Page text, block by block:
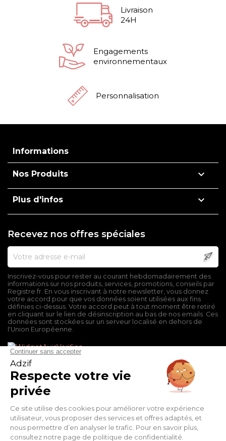
Livraison
24H
Engagements
environnementaux
Personnalisation
Informations
Nos Produits 
Plus d'infos 
Recevez nos offres spéciales
Inscrivez-vous pour rester au courant hebdomadairement des
informations sur nos produits, services, promotions, conseils par
Registre.fr. En vous inscrivant à notre newsletter, vous donnez
votre accord pour que vos données soient utilisées aux fins
définies ci-dessus. Votre accord peut à tout moment être retiré
en cliquant sur le lien de désinscription au bas de nos emails. Ces
données sont stockées sur un serveur localisé en dehors de
l'Union Européenne.
Conditions générales de vente
Politique de confidentialité